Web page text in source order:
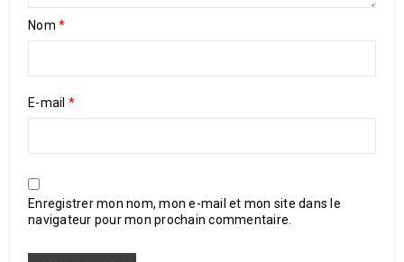
Nom *
E-mail *
Enregistrer mon nom, mon e-mail et mon site dans le
navigateur pour mon prochain commentaire.